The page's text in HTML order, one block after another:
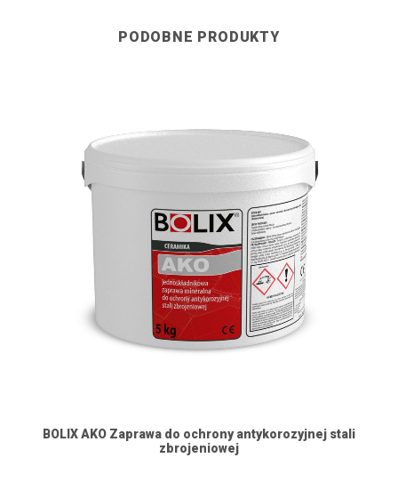
PODOBNE PRODUKTY
BOLIX AKO Zaprawa do ochrony antykorozyjnej stali
zbrojeniowej